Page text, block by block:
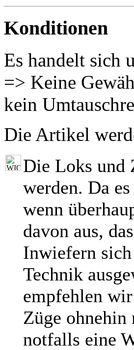
Konditionen
Es handelt sich
=> Keine
kein
Die Artikel
Die Loks und
werden. Da
wenn
davon aus,
Inwiefern
Technik
empfehlen
Züge
notfalls eine